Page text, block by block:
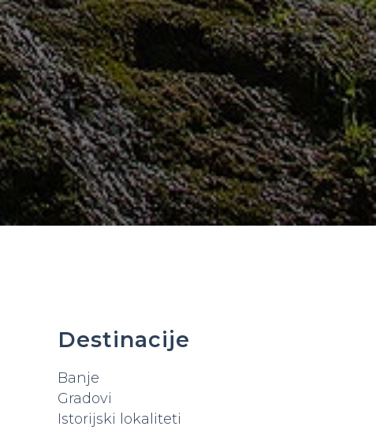
Destinacije
Banje
Gradovi
Istorijski lokaliteti